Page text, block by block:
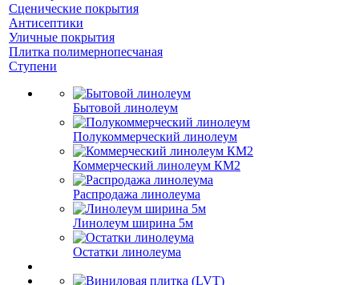
Сценические покрытия
Антисептики
Уличные покрытия
Плитка полимернопесчаная
Ступени
Бытовой линолеум
Полукоммерческий линолеум
Коммерческий линолеум КМ2
Распродажа линолеума
Линолеум ширина 5м
Остатки линолеума